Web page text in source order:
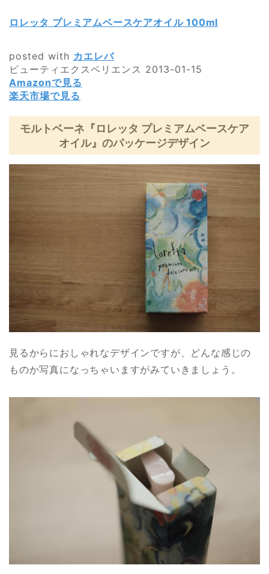
ロレッタ プレミアムベースケアオイル 100ml
posted with カエレバ
ビューティエクスペリエンス 2013-01-15
Amazonで見る
楽天市場で見る
モルトベーネ『ロレッタ プレミアムベースケア
オイル』のパッケージデザイン
見るからにおしゃれなデザインですが、どんな感じの
ものか写真になっちゃいますがみていきましょう。